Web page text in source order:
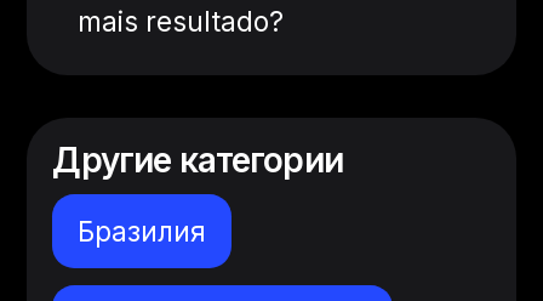
mais resultado?
Другие категории
Бразилия